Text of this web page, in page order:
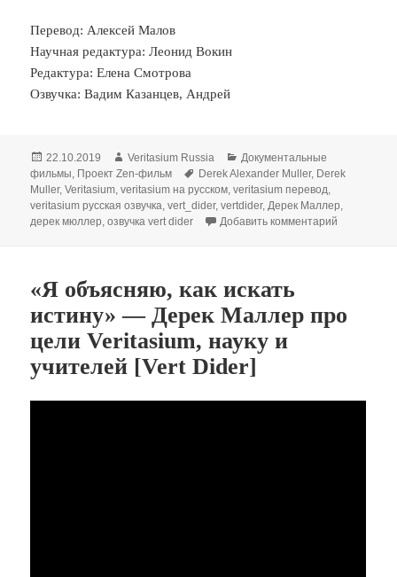
Перевод: Алексей Малов
Научная редактура: Леонид Вокин
Редактура: Елена Смотрова
Озвучка: Вадим Казанцев, Андрей
Опубликовано
22.10.2019 Автор
Veritasium Russia Рубрики
Документальные
фильмы, Проект Zen-фильм Метки
Derek Alexander Muller, Derek
Muller,Veritasium,veritasium на русском,veritasium перевод,
veritasium русская озвучка,vert_dider,vertdider,Дерек Маллер,
дерек мюллер,озвучка vert dider Добавить комментарий
«Я объясняю, как искать
истину» — Дерек Маллер про
цели Veritasium, науку и
учителей [Vert Dider]